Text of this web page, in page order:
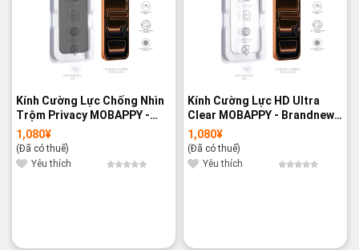
Kính Cường Lực Chống Nhìn
Trộm Privacy MOBAPPY -
Brandnew 100%
1,080¥
(Đã có thuế)
Yêu thích
Kính Cường Lực HD Ultra
Clear MOBAPPY - Brandnew
100%
1,080¥
(Đã có thuế)
Yêu thích